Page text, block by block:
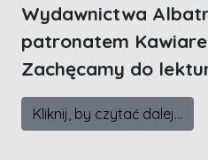
Wydawnictwa
patronatem
Zachęcamy do
Kliknij, by czytać dalej...